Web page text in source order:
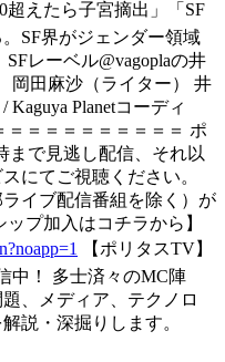
超えたら子宮摘出」「SF
SF界がジェンダー領域
レーベル@vagoplaの井
岡田麻沙（ライター） 井
Planetコーディ
＝＝＝＝＝＝＝＝＝ ポ
まで見逃し配信、それ以
にてご視聴ください。
イブ配信番組を除く）が
プ加入はコチラから】
【ポリタスTV】
中！ 多士済々のMC陣
、メディア、テクノロ
説・深掘りします。